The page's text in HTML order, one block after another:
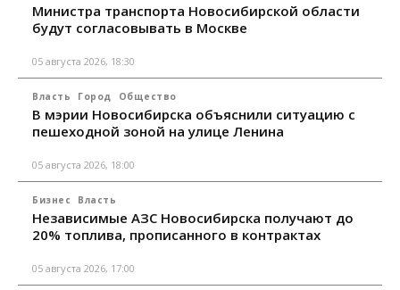
Министра транспорта Новосибирской области
будут согласовывать в Москве
05 августа 2026, 18:30
Власть Город Общество
В мэрии Новосибирска объяснили ситуацию с
пешеходной зоной на улице Ленина
05 августа 2026, 18:00
Бизнес Власть
Независимые АЗС Новосибирска получают до
20% топлива, прописанного в контрактах
05 августа 2026, 17:00